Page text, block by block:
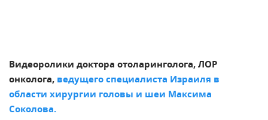
Видеоролики доктора отоларинголога, ЛОР
онколога, ведущего специалиста Израиля в
области хирургии головы и шеи Максима
Соколова.